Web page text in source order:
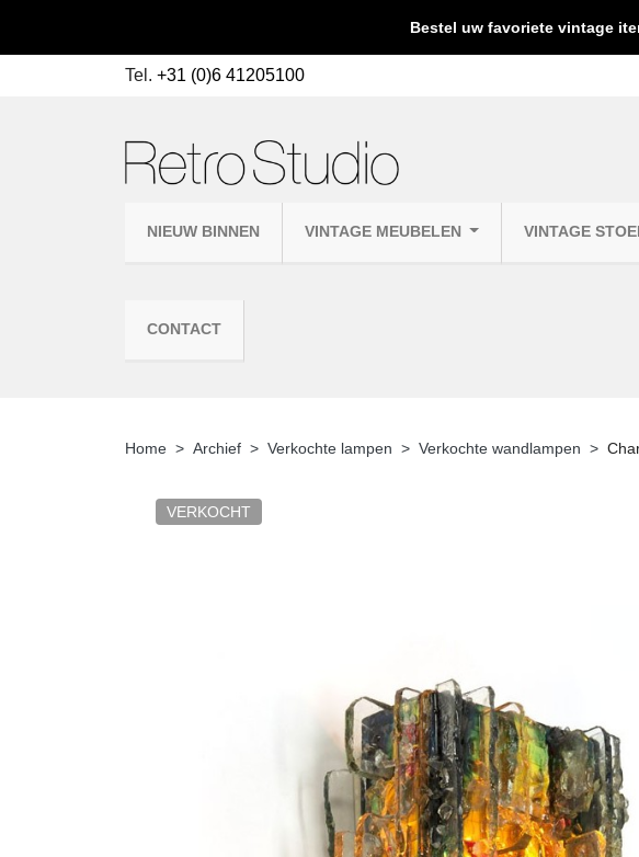
Bestel uw favoriete vintage
Tel. +31 (0)6 41205100
NIEUW BINNEN VINTAGE MEUBELEN VINTAGE
CONTACT
Home Archief Verkochte lampen Verkochte wandlampen
VERKOCHT